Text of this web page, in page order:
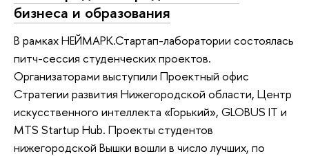
бизнеса и образования
В рамках НЕЙМАРК.Стартап-лаборатории состоялась
питч-сессия студенческих проектов.
Организаторами выступили Проектный офис
Стратегии развития Нижегородской области, Центр
искусственного интеллекта «Горький», GLOBUS IT и
MTS Startup Hub. Проекты студентов
нижегородской Вышки вошли в число лучших, по